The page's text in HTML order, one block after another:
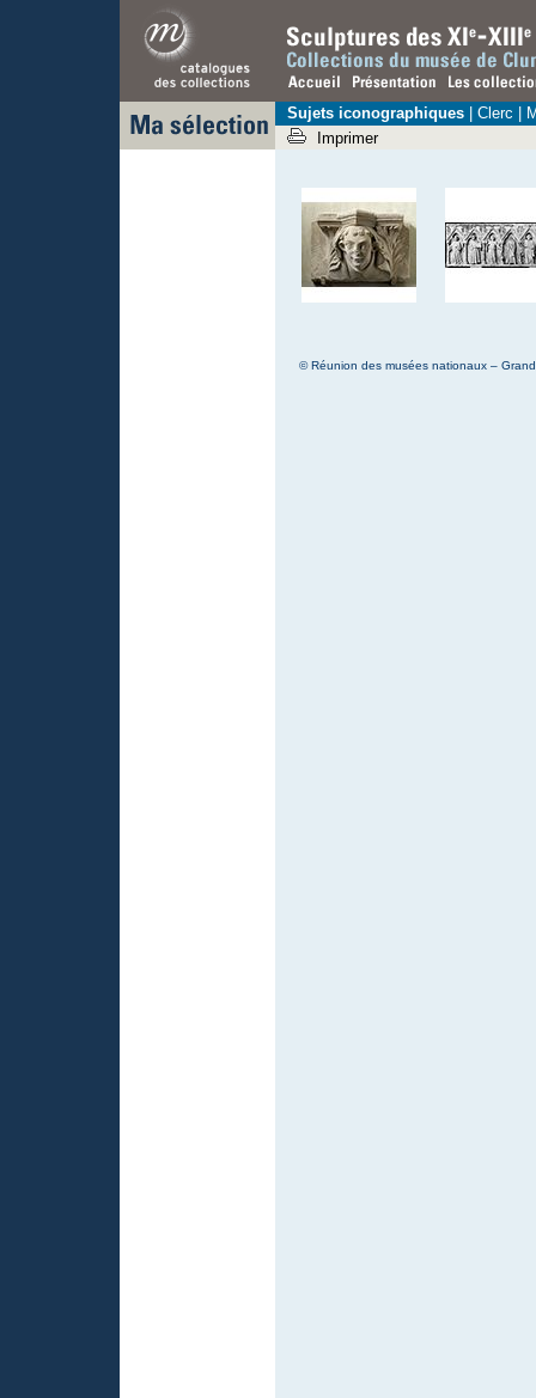
Sujets iconographiques Clerc |
Imprimer
© Réunion des musées nationaux –